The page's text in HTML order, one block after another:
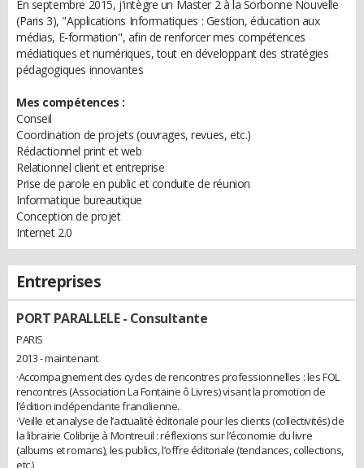
En septembre 2015, j'intègre un Master 2 à la Sorbonne Nouvelle
(Paris 3), "Applications Informatiques : Gestion, éducation aux
médias, E-formation", afin de renforcer mes compétences
médiatiques et numériques, tout en développant des stratégies
pédagogiques innovantes
Mes compétences :
Conseil
Coordination de projets (ouvrages, revues, etc.)
Rédactionnel print et web
Relationnel client et entreprise
Prise de parole en public et conduite de réunion
Informatique bureautique
Conception de projet
Internet 2.0
Entreprises
PORT PARALLELE- Consultante
PARIS
2013 - maintenant
·Accompagnement des cycles de rencontres professionnelles : les FOL
rencontres (Association La Fontaine ô Livres) visant la promotion de
l’édition indépendante francilienne.
·Veille et analyse de l’actualité éditoriale pour les clients (collectivités) de
la librairie Colibrije à Montreuil : réflexions sur l’économie du livre
(albums et romans), les publics, l’offre éditoriale (tendances, collections,
etc.)